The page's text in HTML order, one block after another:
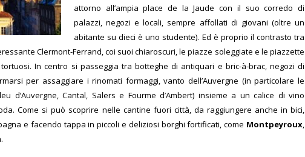
attorno all’ampia place de la Jaude con il suo corredo di
palazzi, negozi e locali, sempre affollati di giovani (oltre un
abitante su dieci è uno studente). Ed è proprio il contrasto tra
Clermont-Ferrand, coi suoi chiaroscuri, le piazze soleggiate e le piazzette
In centro si passeggia tra botteghe di antiquari e bric-à-brac, negozi di
per assaggiare i rinomati formaggi, vanto dell’Auvergne (in particolare le
d’Auvergne, Cantal, Salers e Fourme d’Ambert) insieme a un calice di vino
Come si può scoprire nelle cantine fuori città, da raggiungere anche in bici,
e facendo tappa in piccoli e deliziosi borghi fortificati, come Montpeyroux,